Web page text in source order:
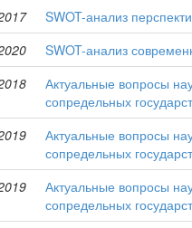
SWOT-анализ
SWOT-анализ
Актуальные вопросы
сопредельных
Актуальные вопросы
сопредельных
Актуальные вопросы
сопредельных